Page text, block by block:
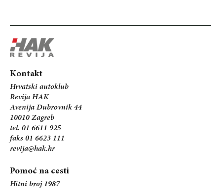
Kontakt
Hrvatski autoklub
Revija HAK
Avenija Dubrovnik 44
10010 Zagreb
tel. 01 6611 925
faks 01 6623 111
revija@hak.hr
Pomoć na cesti
Hitni broj 1987